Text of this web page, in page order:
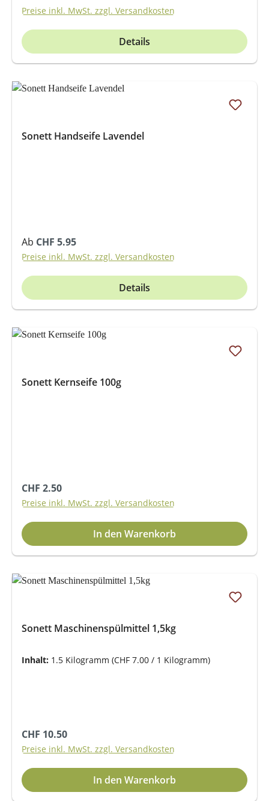
Preise inkl. MwSt. zzgl. Versandkosten
Details
Sonett Handseife Lavendel
Regulärer Preis:
Ab CHF 5.95
Preise inkl. MwSt. zzgl. Versandkosten
Details
Sonett Kernseife 100g
Regulärer Preis:
CHF 2.50
Preise inkl. MwSt. zzgl. Versandkosten
In den Warenkorb
Sonett Maschinenspülmittel 1,5kg
Inhalt: 1.5 Kilogramm (CHF 7.00 / 1 Kilogramm)
Regulärer Preis:
CHF 10.50
Preise inkl. MwSt. zzgl. Versandkosten
In den Warenkorb